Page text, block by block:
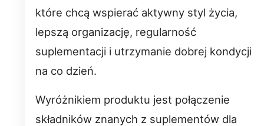
które chcą wspierać aktywny styl życia,
lepszą organizację, regularność
suplementacji i utrzymanie dobrej kondycji
na co dzień.
Wyróżnikiem produktu jest połączenie
składników znanych z suplementów dla